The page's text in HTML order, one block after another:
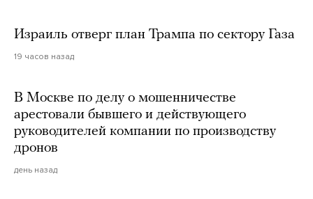
Израиль отверг план Трампа по сектору Газа
19 часов назад
В Москве по делу о мошенничестве
арестовали бывшего и действующего
руководителей компании по производству
дронов
день назад